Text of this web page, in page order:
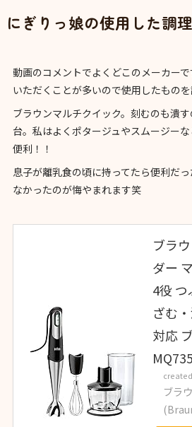
にぎりっ娘の使用した調
動画のコメントでよくどこのメーカー
いただくことが多いので使用したものを
ブラウンマルチクイック。刻むのも潰
台。私はよくポタージュやスムージー
便利！！
息子が離乳食の頃に持ってたら便利だ
なかったのが悔やまれます笑
ブラ
ダー
4役
ざむ
対応
MQ735
ブラ